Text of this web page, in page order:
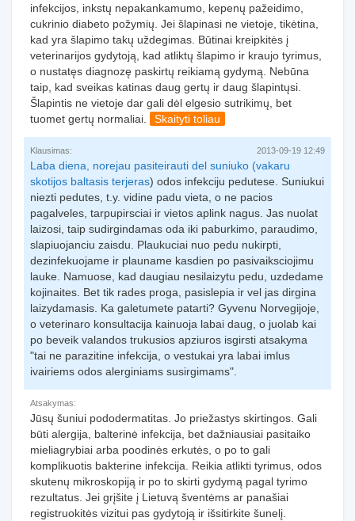
infekcijos, inkstų nepakankamumo, kepenų pažeidimo,
cukrinio diabeto požymių. Jei šlapinasi ne vietoje, tikėtina,
kad yra šlapimo takų uždegimas. Būtinai kreipkitės į
veterinarijos gydytoją, kad atliktų šlapimo ir kraujo tyrimus,
o nustatęs diagnozę paskirtų reikiamą gydymą. Nebūna
taip, kad sveikas katinas daug gertų ir daug šlapintųsi.
Šlapintis ne vietoje dar gali dėl elgesio sutrikimų, bet
tuomet gertų normaliai.
Skaityti toliau
Klausimas: 2013-09-19 12:49
Laba diena, norejau pasiteirauti del suniuko (vakaru
skotijos baltasis terjeras) odos infekciju pedutese. Suniukui
niezti pedutes, t.y. vidine padu vieta, o ne pacios
pagalveles, tarpupirsciai ir vietos aplink nagus. Jas nuolat
laizosi, taip sudirgindamas oda iki paburkimo, paraudimo,
slapiuojanciu zaisdu. Plaukuciai nuo pedu nukirpti,
dezinfekuojame ir plauname kasdien po pasivaiksciojimu
lauke. Namuose, kad daugiau nesilaizytu pedu, uzdedame
kojinaites. Bet tik rades proga, pasislepia ir vel jas dirgina
laizydamasis. Ka galetumete patarti? Gyvenu Norvegijoje,
o veterinaro konsultacija kainuoja labai daug, o juolab kai
po beveik valandos trukusios apziuros isgirsti atsakyma
"tai ne parazitine infekcija, o vestukai yra labai imlus
ivairiems odos alerginiams susirgimams".
Atsakymas:
Jūsų šuniui pododermatitas. Jo priežastys skirtingos. Gali
būti alergija, balterinė infekcija, bet dažniausiai pasitaiko
mieliagrybiai arba poodinės erkutės, o po to gali
komplikuotis bakterine infekcija. Reikia atlikti tyrimus, odos
skutenų mikroskopiją ir po to skirti gydymą pagal tyrimo
rezultatus. Jei grįšite į Lietuvą šventėms ar panašiai
registruokitės vizitui pas gydytoją ir išsitirkite šunelį.